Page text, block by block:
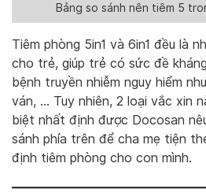
Bảng so sánh nên tiêm 5
Tiêm phòng 5in1 và 6in1 đều là
cho trẻ, giúp trẻ có sức đề
bệnh truyền nhiễm nguy hiểm
ván, … Tuy nhiên, 2 loại vắc xin
biệt nhất định được Docosan
sánh phía trên để cha mẹ tiện
định tiêm phòng cho con mình.